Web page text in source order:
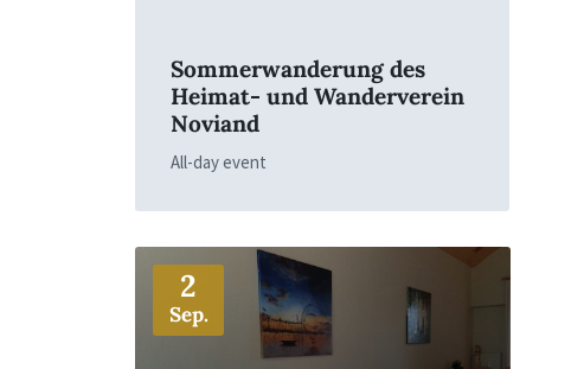
Sommerwanderung des
Heimat- und Wanderverein
Noviand
All-day event
2
Sep.
More